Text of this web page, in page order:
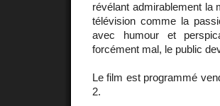
révélant admirablement la
télévision comme la
avec humour et
forcément mal, le public
Le film est programmé
2.